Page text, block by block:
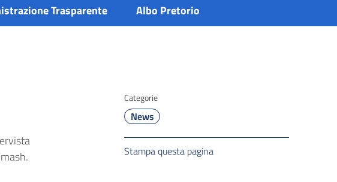
Trasparente Albo Pretorio
Categorie
News
Stampa questa pagina